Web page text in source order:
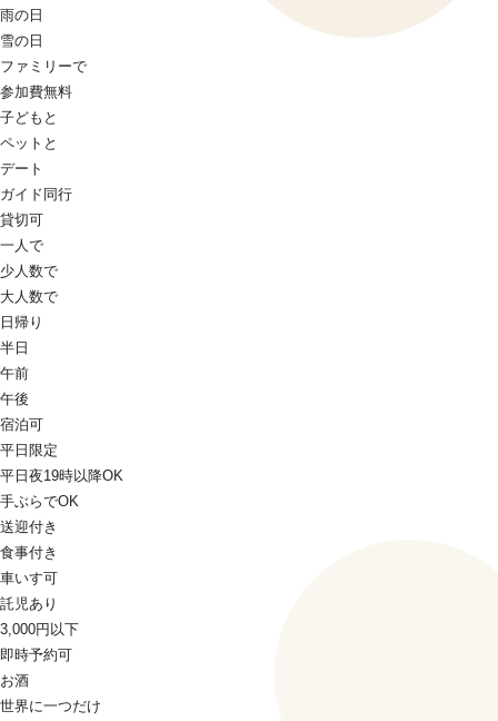
雨の日
雪の日
ファミリーで
参加費無料
子どもと
ペットと
デート
ガイド同行
貸切可
一人で
少人数で
大人数で
日帰り
半日
午前
午後
宿泊可
平日限定
平日夜19時以降OK
手ぶらでOK
送迎付き
食事付き
車いす可
託児あり
3,000円以下
即時予約可
お酒
世界に一つだけ